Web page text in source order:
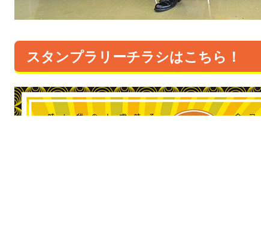
スタンプラリーチラシはこちら！